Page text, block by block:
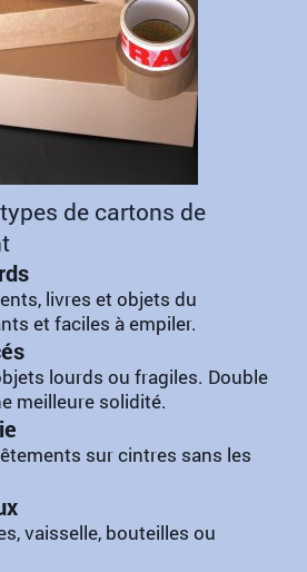
de cartons de
livres et objets du
et faciles à empiler.
lourds ou fragiles. Double
meilleure solidité.
sur cintres sans les
vaisselle, bouteilles ou